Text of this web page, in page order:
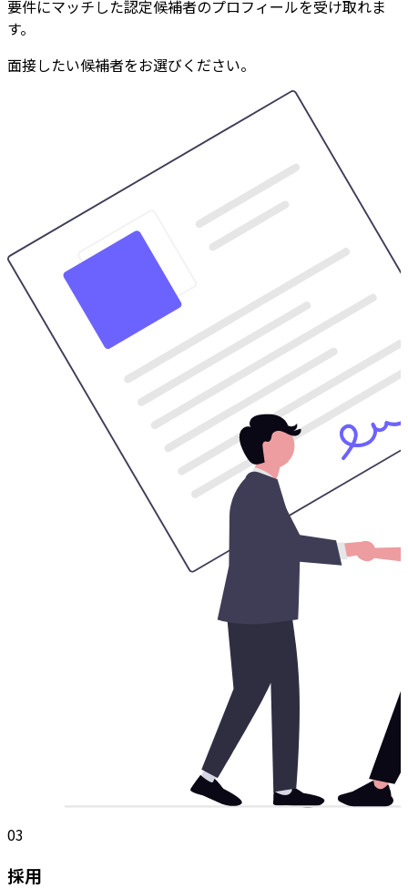
要件にマッチした認定候補者のプロフィールを受け取れま
す。
面接したい候補者をお選びください。
03
採用